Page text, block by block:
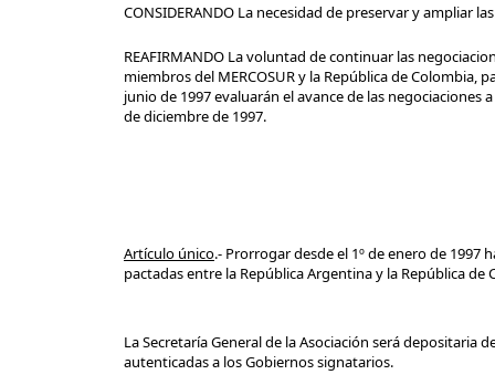
CONSIDERANDO La necesidad de preservar y ampliar
REAFIRMANDO La voluntad de continuar las
miembros del MERCOSUR y la República de
junio de 1997 evaluarán el avance de las negociaciones
de diciembre de 1997.
Artículo único.- Prorrogar desde el 1º de enero de 1997
pactadas entre la República Argentina y la República
La Secretaría General de la Asociación será
autenticadas a los Gobiernos signatarios.